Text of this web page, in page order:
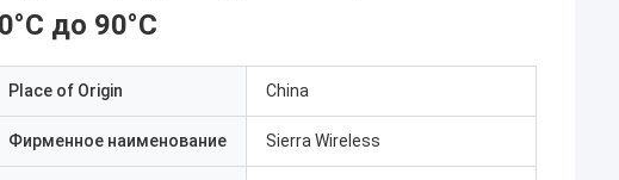
до 90°C
Place of Origin China
Фирменное наименование Sierra Wireless